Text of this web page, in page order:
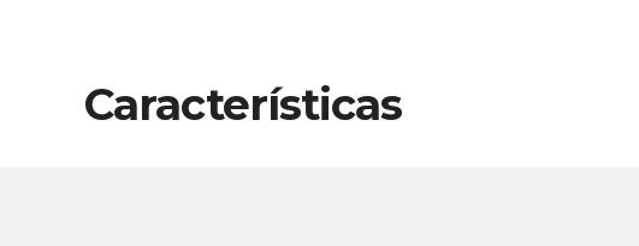
Características